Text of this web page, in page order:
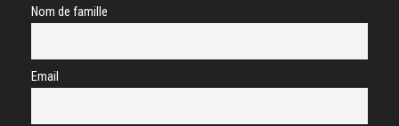
Nom de famille
Email